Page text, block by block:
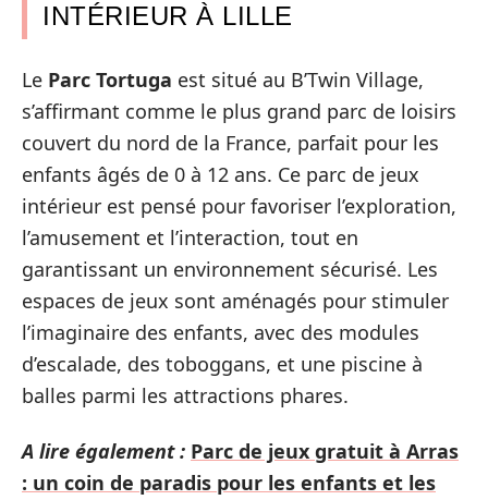
INTÉRIEUR À LILLE
Le Parc Tortuga est situé au B’Twin Village,
s’affirmant comme le plus grand parc de loisirs
couvert du nord de la France, parfait pour les
enfants âgés de 0 à 12 ans. Ce parc de jeux
intérieur est pensé pour favoriser l’exploration,
l’amusement et l’interaction, tout en
garantissant un environnement sécurisé. Les
espaces de jeux sont aménagés pour stimuler
l’imaginaire des enfants, avec des modules
d’escalade, des toboggans, et une piscine à
balles parmi les attractions phares.
A lire également : Parc de jeux gratuit à Arras
: un coin de paradis pour les enfants et les